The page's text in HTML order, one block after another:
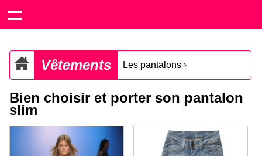
Vêtements Les pantalons ›
Bien choisir et porter son pantalon
slim